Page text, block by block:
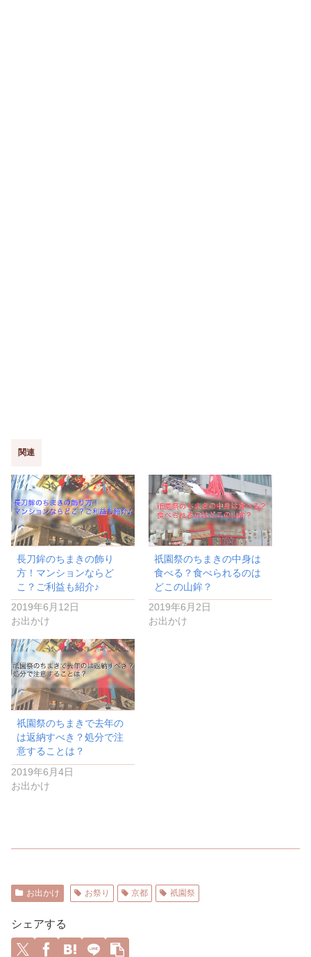
関連
長刀鉾のちまきの飾り
方！マンションならど
こ？ご利益も紹介♪
2019年6月12日
お出かけ
祇園祭のちまきの中身は
食べる？食べられるのは
どこの山鉾？
2019年6月2日
お出かけ
祇園祭のちまきで去年の
は返納すべき？処分で注
意することは？
2019年6月4日
お出かけ
お出かけ お祭り 京都 祇園祭
シェアする